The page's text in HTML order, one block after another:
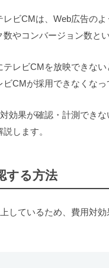
ビCMは、Web広告の
やコンバージョン数と
レビCMを放映できな
CMが採用できなくなっ
効果が確認・計測でき
します。
する方法
しているため、費用対